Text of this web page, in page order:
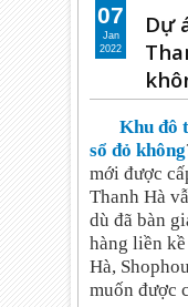
Dự
Khu đô
sổ đỏ không
mới được
Thanh Hà
dù đã bàn
hàng liền
Hà,
muốn được
07
Jan
2022